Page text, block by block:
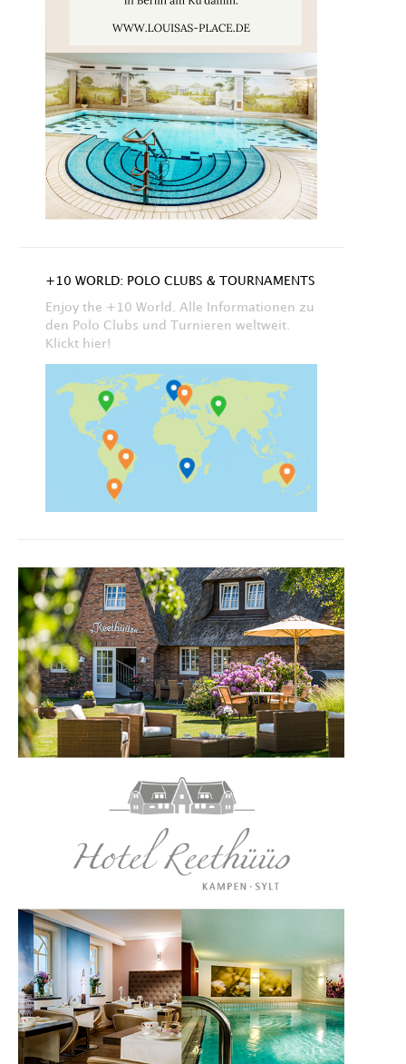
+10 WORLD: POLO CLUBS & TOURNAMENTS
Enjoy the +10 World. Alle Informationen zu
den Polo Clubs und Turnieren weltweit.
Klickt hier!